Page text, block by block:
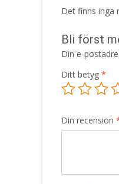
Det finns inga
Bli först
Din e-
Ditt betyg *
Din recension